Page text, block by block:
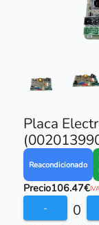
Placa
Reacondicionado
Precio106.47€
- 0